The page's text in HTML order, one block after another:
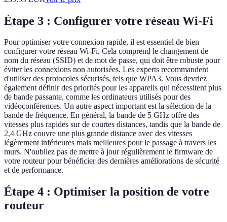
Étape 3 : Configurer votre réseau Wi-Fi
Pour optimiser votre connexion rapide, il est essentiel de bien
configurer votre réseau Wi-Fi. Cela comprend le changement de
nom du réseau (SSID) et de mot de passe, qui doit être robuste pour
éviter les connexions non autorisées. Les experts recommandent
d'utiliser des protocoles sécurisés, tels que WPA3. Vous devriez
également définir des priorités pour les appareils qui nécessitent plus
de bande passante, comme les ordinateurs utilisés pour des
vidéoconférences. Un autre aspect important est la sélection de la
bande de fréquence. En général, la bande de 5 GHz offre des
vitesses plus rapides sur de courtes distances, tandis que la bande de
2,4 GHz couvre une plus grande distance avec des vitesses
légèrement inférieures mais meilleures pour le passage à travers les
murs. N'oubliez pas de mettre à jour régulièrement le firmware de
votre routeur pour bénéficier des dernières améliorations de sécurité
et de performance.
Étape 4 : Optimiser la position de votre
routeur